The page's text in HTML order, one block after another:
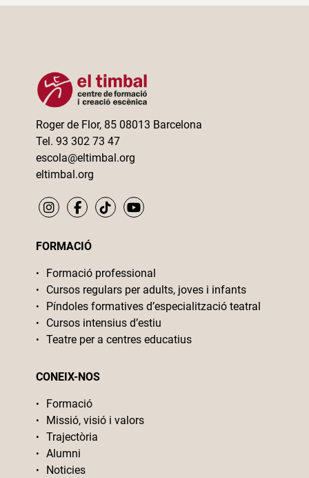
Roger de Flor, 85 08013 Barcelona
Tel. 93 302 73 47
escola@eltimbal.org
eltimbal.org
FORMACIÓ
Formació professional
Cursos regulars per adults, joves i infants
Píndoles formatives d’especialització teatral
Cursos intensius d’estiu
Teatre per a centres educatius
CONEIX-NOS
Formació
Missió, visió i valors
Trajectòria
Alumni
Noticies